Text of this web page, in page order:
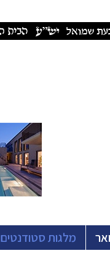
מלגות סטודנטים